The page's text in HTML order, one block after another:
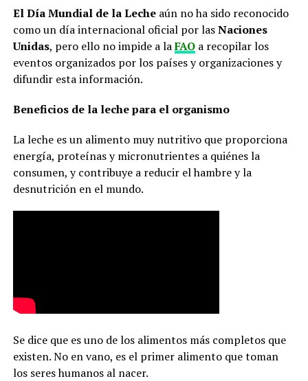
El Día Mundial de la Lecheaún no ha sido reconocido
como un día internacional oficial por lasNaciones
Unidas, pero ello no impide a laFAOa recopilar los
eventos organizados por los países y organizaciones y
difundir esta información.
Beneficios de la leche para el organismo
La leche es un alimento muy nutritivo que proporciona
energía, proteínas y micronutrientes a quiénes la
consumen, y contribuye a reducir el hambre y la
desnutrición en el mundo.
Se dice que es uno de los alimentos más completos que
existen. No en vano, es el primer alimento que toman
los seres humanos al nacer.